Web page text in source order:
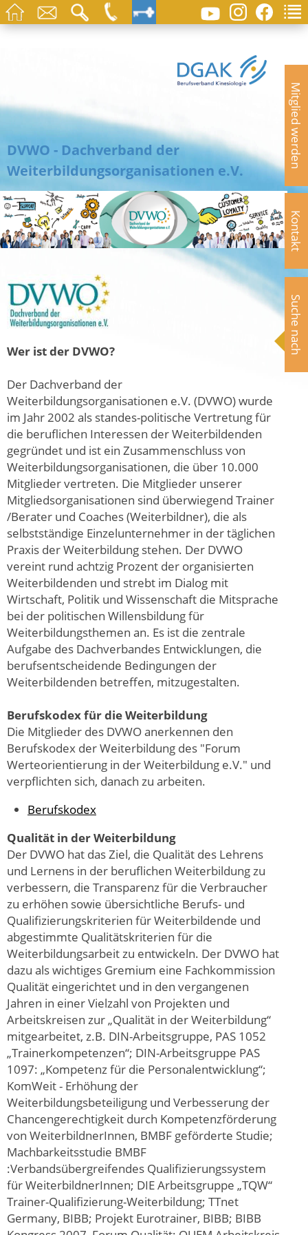
Mitglied werden
Kontakt
Suche nach
DVWO - Dachverband der
Weiterbildungsorganisationen e.V.
Wer ist der DVWO?
Der Dachverband der
Weiterbildungsorganisationen e.V. (DVWO) wurde
im Jahr 2002 als standes-politische Vertretung für
die beruflichen Interessen der Weiterbildenden
gegründet und ist ein Zusammenschluss von
Weiterbildungsorganisationen, die über 10.000
Mitglieder vertreten. Die Mitglieder unserer
Mitgliedsorganisationen sind überwiegend Trainer
/Berater und Coaches (Weiterbildner), die als
selbstständige Einzelunternehmer in der täglichen
Praxis der Weiterbildung stehen. Der DVWO
vereint rund achtzig Prozent der organisierten
Weiterbildenden und strebt im Dialog mit
Wirtschaft, Politik und Wissenschaft die Mitsprache
bei der politischen Willensbildung für
Weiterbildungsthemen an. Es ist die zentrale
Aufgabe des Dachverbandes Entwicklungen, die
berufsentscheidende Bedingungen der
Weiterbildenden betreffen, mitzugestalten.
Berufskodex für die Weiterbildung
Die Mitglieder des DVWO anerkennen den
Berufskodex der Weiterbildung des "Forum
Werteorientierung in der Weiterbildung e.V." und
verpflichten sich, danach zu arbeiten.
Berufskodex
Qualität in der Weiterbildung
Der DVWO hat das Ziel, die Qualität des Lehrens
und Lernens in der beruflichen Weiterbildung zu
verbessern, die Transparenz für die Verbraucher
zu erhöhen sowie übersichtliche Berufs- und
Qualifizierungskriterien für Weiterbildende und
abgestimmte Qualitätskriterien für die
Weiterbildungsarbeit zu entwickeln. Der DVWO hat
dazu als wichtiges Gremium eine Fachkommission
Qualität eingerichtet und in den vergangenen
Jahren in einer Vielzahl von Projekten und
Arbeitskreisen zur „Qualität in der Weiterbildung“
mitgearbeitet, z.B. DIN-Arbeitsgruppe, PAS 1052
„Trainerkompetenzen“; DIN-Arbeitsgruppe PAS
1097: „Kompetenz für die Personalentwicklung“;
KomWeit - Erhöhung der
Weiterbildungsbeteiligung und Verbesserung der
Chancengerechtigkeit durch Kompetenzförderung
von WeiterbildnerInnen, BMBF geförderte Studie;
Machbarkeitsstudie BMBF
:Verbandsübergreifendes Qualifizierungssystem
für WeiterbildnerInnen; DIE Arbeitsgruppe „TQW“
Trainer-Qualifizierung-Weiterbildung; TTnet
Germany, BIBB; Projekt Eurotrainer, BIBB; BIBB